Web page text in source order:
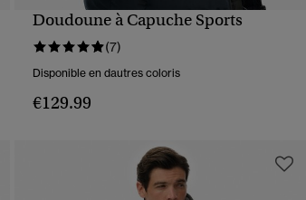
APERÇU RAPIDE
Doudoune à Capuche Sports
(7)
Disponible en dautres coloris
€129.99